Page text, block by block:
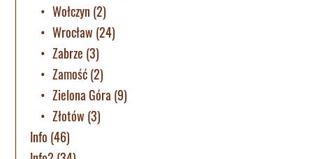
Wołczyn (2)
Wrocław (24)
Zabrze (3)
Zamość(2)
Zielona Góra (9)
Złotów (3)
Info (46)